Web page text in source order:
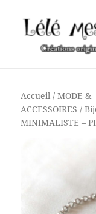
Accueil /MODE &
ACCESSOIRES /
MINIMALISTE –